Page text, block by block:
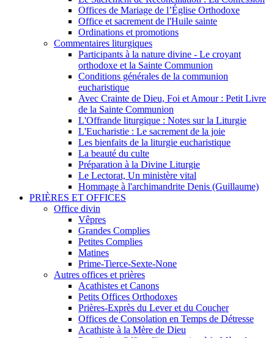
Offices de Mariage de l’Église Orthodoxe
Office et sacrement de l'Huile sainte
Ordinations et promotions
Commentaires liturgiques
Participants à la nature divine - Le croyant
orthodoxe et la Sainte Communion
Conditions générales de la communion
eucharistique
Avec Crainte de Dieu, Foi et Amour : Petit Livre
de la Sainte Communion
L'Offrande liturgique : Notes sur la Liturgie
L'Eucharistie : Le sacrement de la joie
Les bienfaits de la liturgie eucharistique
La beauté du culte
Préparation à la Divine Liturgie
Le Lectorat, Un ministère vital
Hommage à l'archimandrite Denis (Guillaume)
PRIÈRES ET OFFICES
Office divin
Vêpres
Grandes Complies
Petites Complies
Matines
Prime-Tierce-Sexte-None
Autres offices et prières
Acathistes et Canons
Petits Offices Orthodoxes
Prières-Exprès du Lever et du Coucher
Offices de Consolation en Temps de Détresse
Acathiste à la Mère de Dieu